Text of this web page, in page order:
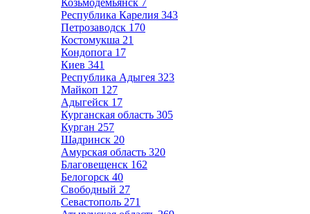
Козьмодемьянск 7
Республика Карелия 343
Петрозаводск 170
Костомукша 21
Кондопога 17
Киев 341
Республика Адыгея 323
Майкоп 127
Адыгейск 17
Курганская область 305
Курган 257
Шадринск 20
Амурская область 320
Благовещенск 162
Белогорск 40
Свободный 27
Севастополь 271